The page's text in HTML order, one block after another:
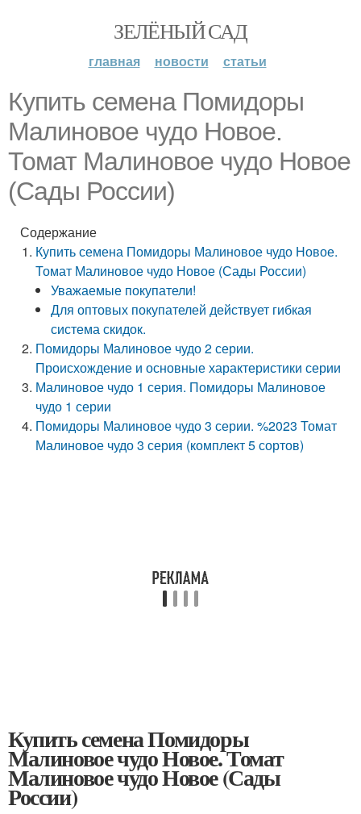
ЗЕЛЁНЫЙ САД
главная новости статьи
Купить семена Помидоры
Малиновое чудо Новое.
Томат Малиновое чудо Новое
(Сады России)
Содержание
Купить семена Помидоры Малиновое чудо Новое.
Томат Малиновое чудо Новое (Сады России)
Уважаемые покупатели!
Для оптовых покупателей действует гибкая
система скидок.
Помидоры Малиновое чудо 2 серии.
Происхождение и основные характеристики серии
Малиновое чудо 1 серия. Помидоры Малиновое
чудо 1 серии
Помидоры Малиновое чудо 3 серии. %2023 Томат
Малиновое чудо 3 серия (комплект 5 сортов)
Купить семена Помидоры
Малиновое чудо Новое. Томат
Малиновое чудо Новое (Сады
России)